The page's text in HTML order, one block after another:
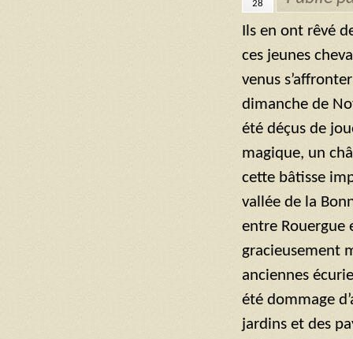
28
Ils en ont rêvé
ces jeunes
venus
dimanche de
été déçus de
magique, un
cette bâtisse
vallée de la
entre Rouergue
gracieusement
anciennes
été dommage
jardins et des